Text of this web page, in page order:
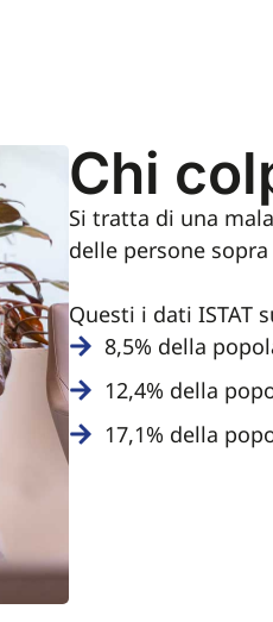
Chi
Si tratta di una
delle persone
Questi i dati ISTAT
8,5% della
12,4% della
17,1% della